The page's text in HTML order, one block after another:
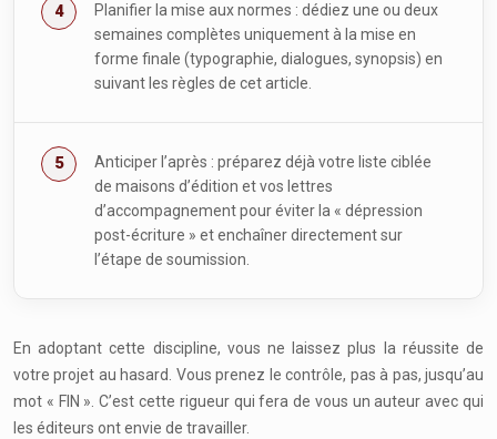
Planifier la mise aux normes : dédiez une ou deux
semaines complètes uniquement à la mise en
forme finale (typographie, dialogues, synopsis) en
suivant les règles de cet article.
Anticiper l’après : préparez déjà votre liste ciblée
de maisons d’édition et vos lettres
d’accompagnement pour éviter la « dépression
post-écriture » et enchaîner directement sur
l’étape de soumission.
En adoptant cette discipline, vous ne laissez plus la réussite de
votre projet au hasard. Vous prenez le contrôle, pas à pas, jusqu’au
mot « FIN ». C’est cette rigueur qui fera de vous un auteur avec qui
les éditeurs ont envie de travailler.